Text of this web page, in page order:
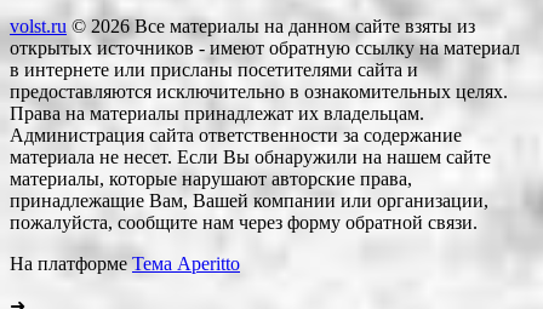
volst.ru © 2026 Все материалы на данном сайте взяты из
открытых источников - имеют обратную ссылку на материал
в интернете или присланы посетителями сайта и
предоставляются исключительно в ознакомительных целях.
Права на материалы принадлежат их владельцам.
Администрация сайта ответственности за содержание
материала не несет. Если Вы обнаружили на нашем сайте
материалы, которые нарушают авторские права,
принадлежащие Вам, Вашей компании или организации,
пожалуйста, сообщите нам через форму обратной связи.
На платформе Тема Aperitto